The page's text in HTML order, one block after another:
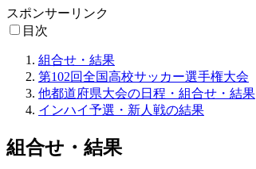
スポンサーリンク
目次
組合せ・結果
第102回全国高校サッカー選手権大会
他都道府県大会の日程・組合せ・結果
インハイ予選・新人戦の結果
組合せ・結果